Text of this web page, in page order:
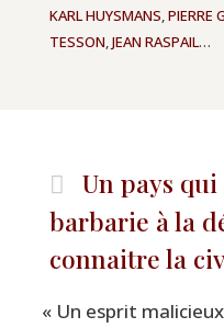
KARL HUYSMANS,PIERRE
TESSON,JEAN RASPAIL…
Un pays qui
barbarie à la
connaitre la
« Un esprit